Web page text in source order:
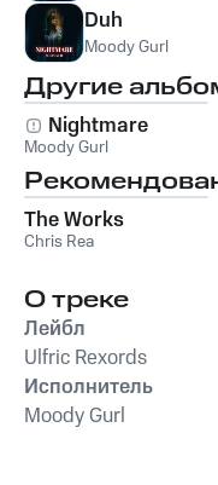
Duh
Moody Gurl
Другие
Nightmare
Moody Gurl
The Works
Chris Rea
О треке
Лейбл
Ulfric Rexords
Исполнитель
Moody Gurl